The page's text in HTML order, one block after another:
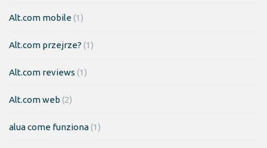
Alt.com mobile(1)
Alt.com przejrze? (1)
Alt.com reviews (1)
Alt.com web (2)
alua come funziona(1)